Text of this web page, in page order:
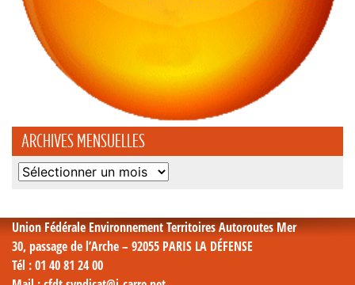
ARCHIVES MENSUELLES
Archives
Union Fédérale Environnement Territoires Autoroutes Mer
30, passage de l’Arche – 92055 PARIS LA DÉFENSE
Tél : 01 40 81 24 00